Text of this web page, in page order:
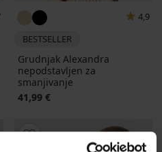
4,9
BESTSELLER
Grudnjak Alexandra
nepodstavljen za
smanjivanje
41,99 €